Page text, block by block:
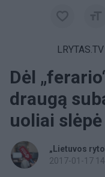
LRYTAS.TV
Dėl
draugą
uoliai
„Lietuvos
2017-01-17